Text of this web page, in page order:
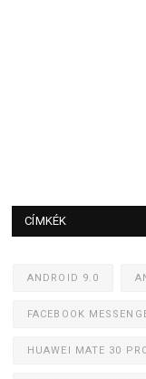
CÍMKÉK
ANDROID 9.0
FACEBOOK
HUAWEI MATE 30